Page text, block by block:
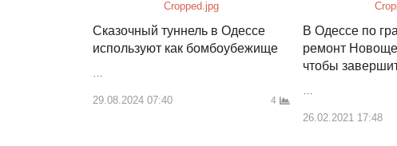
Сказочный туннель в Одессе
используют как бомбоубежище
…
29.08.2024 07:40 4
В Одессе по
ремонт
чтобы
…
26.02.2021 17:48